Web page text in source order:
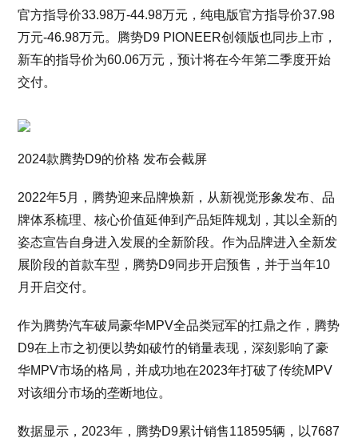
官方指导价33.98万-44.98万元，纯电版官方指导价37.98
万元-46.98万元。腾势D9 PIONEER创领版也同步上市，
新车的指导价为60.06万元，预计将在今年第二季度开始
交付。
2024款腾势D9的价格 发布会截屏
2022年5月，腾势迎来品牌焕新，从新视觉形象发布、品
牌体系梳理、核心价值延伸到产品矩阵规划，其以全新的
姿态宣告自身进入发展的全新阶段。作为品牌进入全新发
展阶段的首款车型，腾势D9同步开启预售，并于当年10
月开启交付。
作为腾势汽车破局豪华MPV全品类冠军的扛鼎之作，腾势
D9在上市之初便以势如破竹的销量表现，深刻影响了豪
华MPV市场的格局，并成功地在2023年打破了传统MPV
对该细分市场的垄断地位。
数据显示，2023年，腾势D9累计销售118595辆，以7687